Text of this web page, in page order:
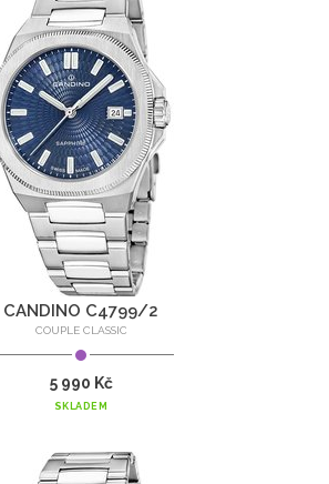
CANDINO C4799/2
COUPLE CLASSIC
5 990 Kč
SKLADEM